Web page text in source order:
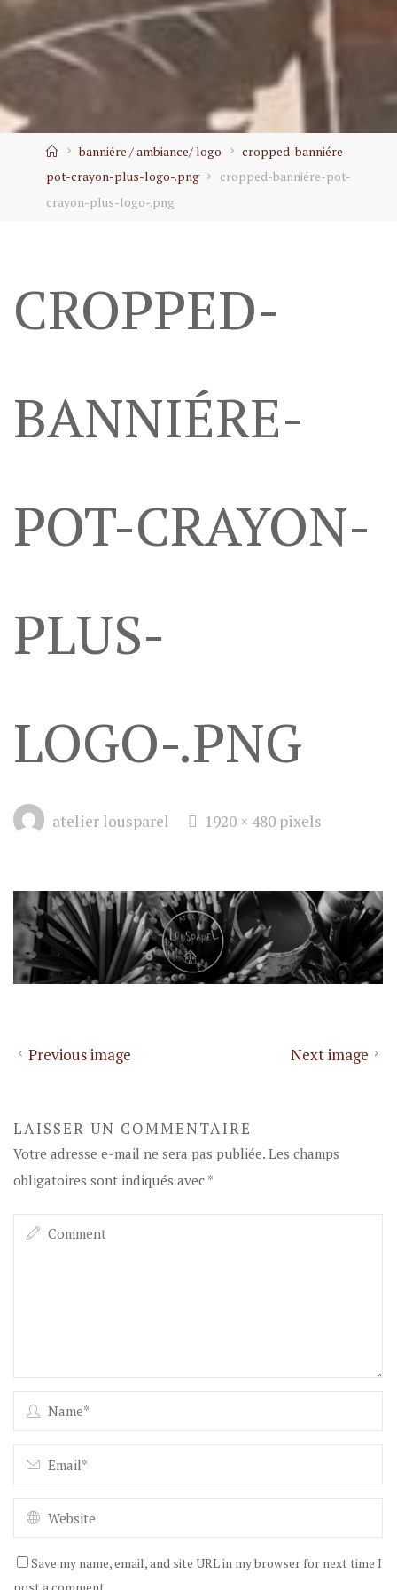
Home
banniére / ambiance/ logo
cropped-banniére-
pot-crayon-plus-logo-.png
cropped-banniére-pot-
crayon-plus-logo-.png
CROPPED-
BANNIÉRE-
POT-CRAYON-
PLUS-
LOGO-.PNG
atelier lousparel
Full1920 × 480 pixels
Previous image Next image
LAISSER UN COMMENTAIRE
Votre adresse e-mail ne sera pas publiée. Les champs
obligatoires sont indiqués avec *
Save my name, email, and site URL in my browser for next time I